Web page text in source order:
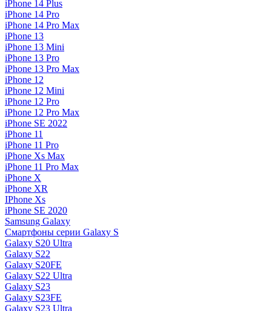
iPhone 14 Plus
iPhone 14 Pro
iPhone 14 Pro Max
iPhone 13
iPhone 13 Mini
iPhone 13 Pro
iPhone 13 Pro Max
iPhone 12
iPhone 12 Mini
iPhone 12 Pro
iPhone 12 Pro Max
iPhone SE 2022
iPhone 11
iPhone 11 Pro
iPhone Xs Max
iPhone 11 Pro Max
iPhone X
iPhone XR
IPhone Xs
iPhone SE 2020
Samsung Galaxy
Смартфоны серии Galaxy S
Galaxy S20 Ultra
Galaxy S22
Galaxy S20FE
Galaxy S22 Ultra
Galaxy S23
Galaxy S23FE
Galaxy S23 Ultra